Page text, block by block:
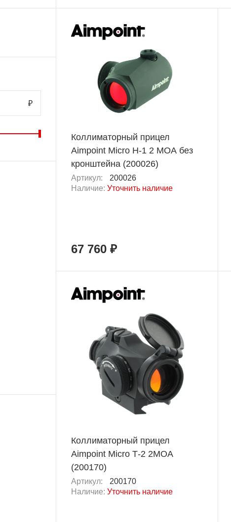
₽
Коллиматорный прицел
Aimpoint Micro H-1 2 MOA без
кронштейна (200026)
Артикул:
200026
Наличие: Уточнить наличие
67 760 ₽
Коллиматорный прицел
Aimpoint Micro Т-2 2MOA
(200170)
Артикул:
200170
Наличие: Уточнить наличие